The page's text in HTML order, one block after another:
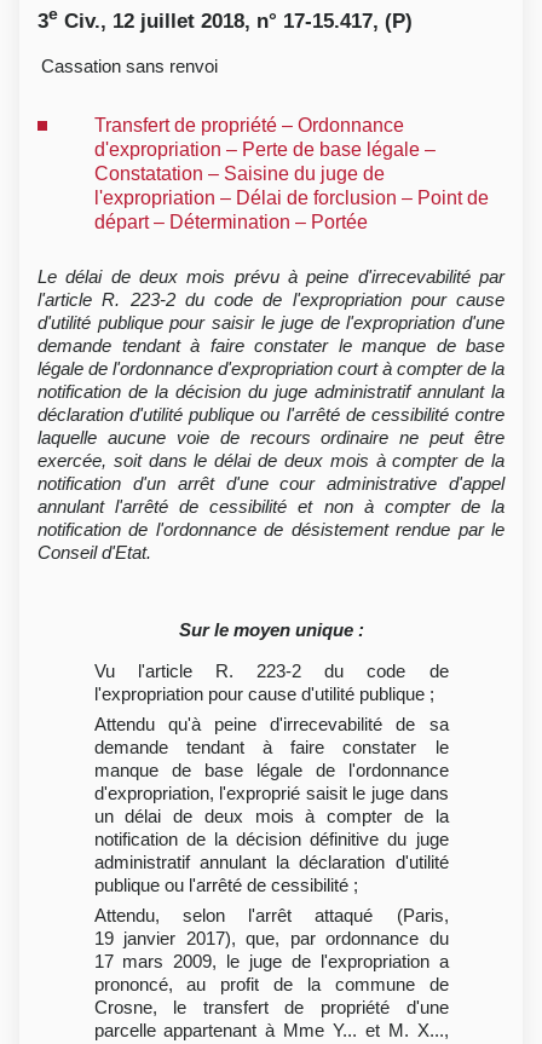
3e Civ., 12 juillet 2018, n° 17-15.417, (P)
Cassation sans renvoi
Transfert de propriété – Ordonnance
d'expropriation – Perte de base légale –
Constatation – Saisine du juge de
l'expropriation – Délai de forclusion – Point de
départ – Détermination – Portée
Le délai de deux mois prévu à peine d'irrecevabilité par
l'article R. 223-2 du code de l'expropriation pour cause
d'utilité publique pour saisir le juge de l'expropriation d'une
demande tendant à faire constater le manque de base
légale de l'ordonnance d'expropriation court à compter de la
notification de la décision du juge administratif annulant la
déclaration d'utilité publique ou l'arrêté de cessibilité contre
laquelle aucune voie de recours ordinaire ne peut être
exercée, soit dans le délai de deux mois à compter de la
notification d'un arrêt d'une cour administrative d'appel
annulant l'arrêté de cessibilité et non à compter de la
notification de l'ordonnance de désistement rendue par le
Conseil d'Etat.
Sur le moyen unique :
Vu l'article R. 223-2 du code de
l'expropriation pour cause d'utilité publique ;
Attendu qu'à peine d'irrecevabilité de sa
demande tendant à faire constater le
manque de base légale de l'ordonnance
d'expropriation, l'exproprié saisit le juge dans
un délai de deux mois à compter de la
notification de la décision définitive du juge
administratif annulant la déclaration d'utilité
publique ou l'arrêté de cessibilité ;
Attendu, selon l'arrêt attaqué (Paris,
19 janvier 2017), que, par ordonnance du
17 mars 2009, le juge de l'expropriation a
prononcé, au profit de la commune de
Crosne, le transfert de propriété d'une
parcelle appartenant à Mme Y... et M. X...,